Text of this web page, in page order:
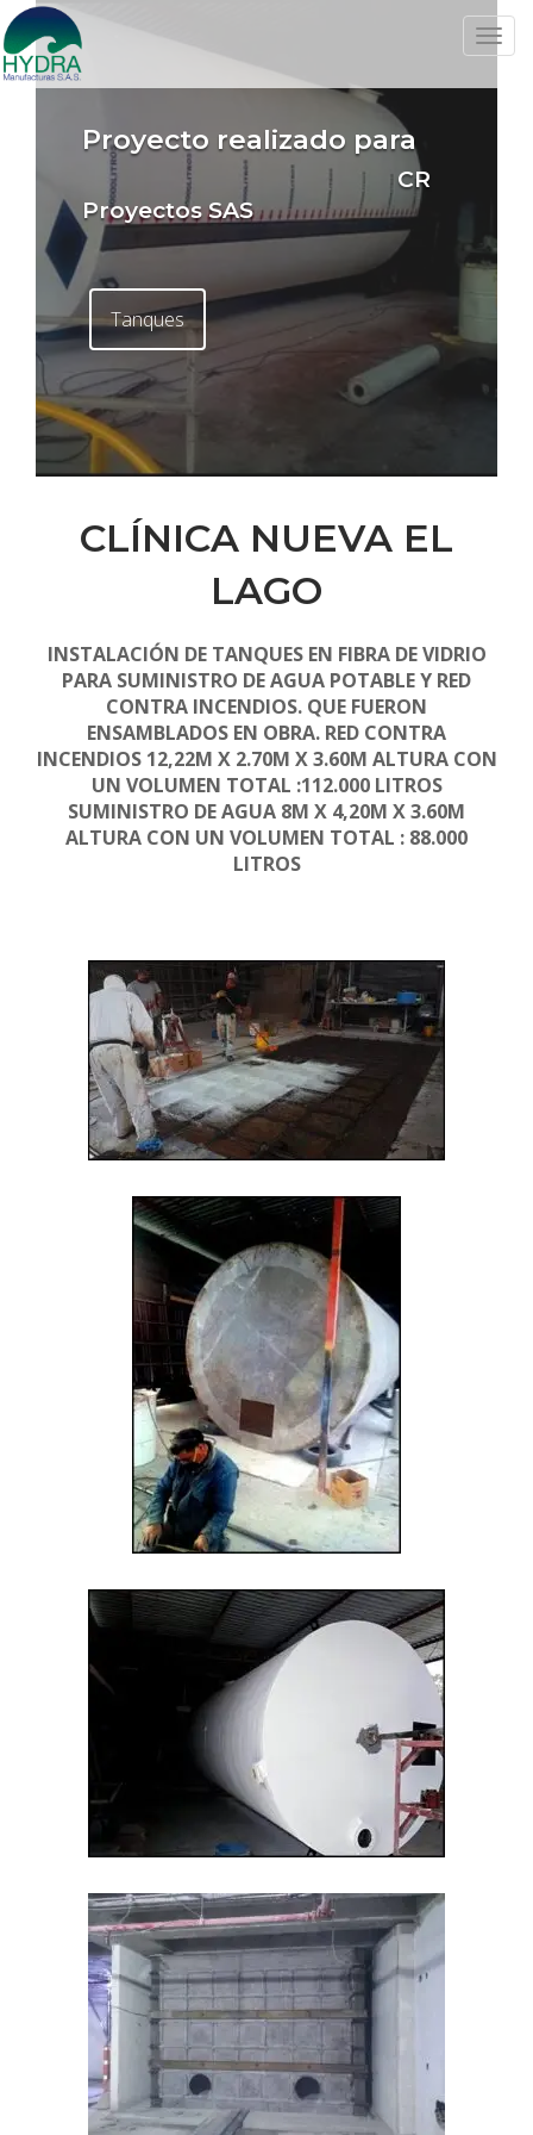
Toggle
Proyecto realizado para
CR
Proyectos SAS
Tanques
CLÍNICA NUEVA EL
LAGO
INSTALACIÓN DE TANQUES EN FIBRA DE VIDRIO
PARA SUMINISTRO DE AGUA POTABLE Y RED
CONTRA INCENDIOS. QUE FUERON
ENSAMBLADOS EN OBRA. RED CONTRA
INCENDIOS 12,22M X 2.70M X 3.60M ALTURA CON
UN VOLUMEN TOTAL :112.000 LITROS
SUMINISTRO DE AGUA 8M X 4,20M X 3.60M
ALTURA CON UN VOLUMEN TOTAL : 88.000
LITROS